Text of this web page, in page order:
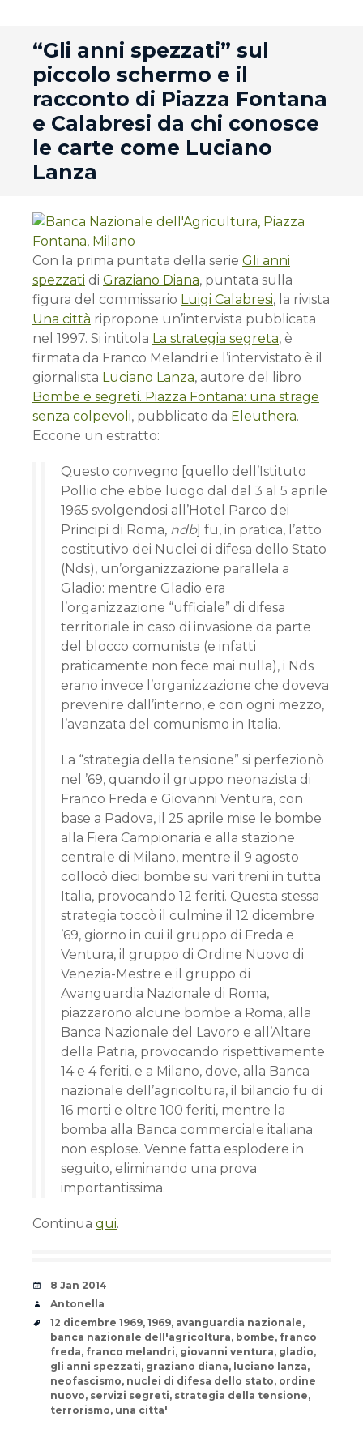
“Gli anni spezzati” sul
piccolo schermo e il
racconto di Piazza Fontana
e Calabresi da chi conosce
le carte come Luciano
Lanza
Con la prima puntata della serie Gli anni
spezzati di Graziano Diana, puntata sulla
figura del commissario Luigi Calabresi, la rivista
Una città ripropone un’intervista pubblicata
nel 1997. Si intitola La strategia segreta, è
firmata da Franco Melandri e l’intervistato è il
giornalista Luciano Lanza, autore del libro
Bombe e segreti. Piazza Fontana: una strage
senza colpevoli, pubblicato da Eleuthera.
Eccone un estratto:
Questo convegno [quello dell’Istituto
Pollio che ebbe luogo dal dal 3 al 5 aprile
1965 svolgendosi all’Hotel Parco dei
Principi di Roma, ndb] fu, in pratica, l’atto
costitutivo dei Nuclei di difesa dello Stato
(Nds), un’organizzazione parallela a
Gladio: mentre Gladio era
l’organizzazione “ufficiale” di difesa
territoriale in caso di invasione da parte
del blocco comunista (e infatti
praticamente non fece mai nulla), i Nds
erano invece l’organizzazione che doveva
prevenire dall’interno, e con ogni mezzo,
l’avanzata del comunismo in Italia.
La “strategia della tensione” si perfezionò
nel ’69, quando il gruppo neonazista di
Franco Freda e Giovanni Ventura, con
base a Padova, il 25 aprile mise le bombe
alla Fiera Campionaria e alla stazione
centrale di Milano, mentre il 9 agosto
collocò dieci bombe su vari treni in tutta
Italia, provocando 12 feriti. Questa stessa
strategia toccò il culmine il 12 dicembre
’69, giorno in cui il gruppo di Freda e
Ventura, il gruppo di Ordine Nuovo di
Venezia-Mestre e il gruppo di
Avanguardia Nazionale di Roma,
piazzarono alcune bombe a Roma, alla
Banca Nazionale del Lavoro e all’Altare
della Patria, provocando rispettivamente
14 e 4 feriti, e a Milano, dove, alla Banca
nazionale dell’agricoltura, il bilancio fu di
16 morti e oltre 100 feriti, mentre la
bomba alla Banca commerciale italiana
non esplose. Venne fatta esplodere in
seguito, eliminando una prova
importantissima.
Continua qui.
Date
8 Jan 2014
Author
Antonella
Tags
12 dicembre 1969, 1969, avanguardia nazionale,
banca nazionale dell'agricoltura, bombe, franco
freda, franco melandri, giovanni ventura, gladio,
gli anni spezzati, graziano diana, luciano lanza,
neofascismo, nuclei di difesa dello stato, ordine
nuovo, servizi segreti, strategia della tensione,
terrorismo, una citta'